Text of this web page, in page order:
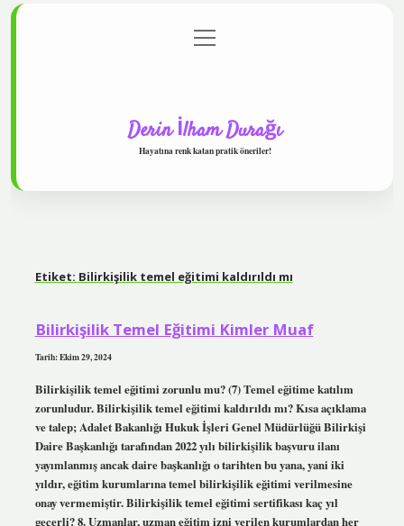
Gizlilik Politikası
menüyü
aç
Derin İlham Durağı
Hayatına renk katan pratik öneriler!
Etiket: Bilirkişilik temel eğitimi kaldırıldı mı
Bilirkişilik Temel Eğitimi Kimler Muaf
Tarih: Ekim 29, 2024
Bilirkişilik temel eğitimi zorunlu mu? (7) Temel eğitime katılım
zorunludur. Bilirkişilik temel eğitimi kaldırıldı mı? Kısa açıklama
ve talep; Adalet Bakanlığı Hukuk İşleri Genel Müdürlüğü Bilirkişi
Daire Başkanlığı tarafından 2022 yılı bilirkişilik başvuru ilanı
yayımlanmış ancak daire başkanlığı o tarihten bu yana, yani iki
yıldır, eğitim kurumlarına temel bilirkişilik eğitimi verilmesine
onay vermemiştir. Bilirkişilik temel eğitimi sertifikası kaç yıl
geçerli? 8. Uzmanlar, uzman eğitim izni verilen kurumlardan her